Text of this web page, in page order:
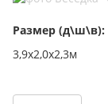
Размер (д\ш\в):
3,9х2,0х2,3м